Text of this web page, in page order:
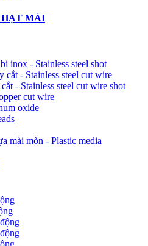
HẠT MÀI
inox - Stainless steel shot
cắt - Stainless steel cut wire
- Stainless steel cut wire shot
cut wire
oxide
mài mòn - Plastic media